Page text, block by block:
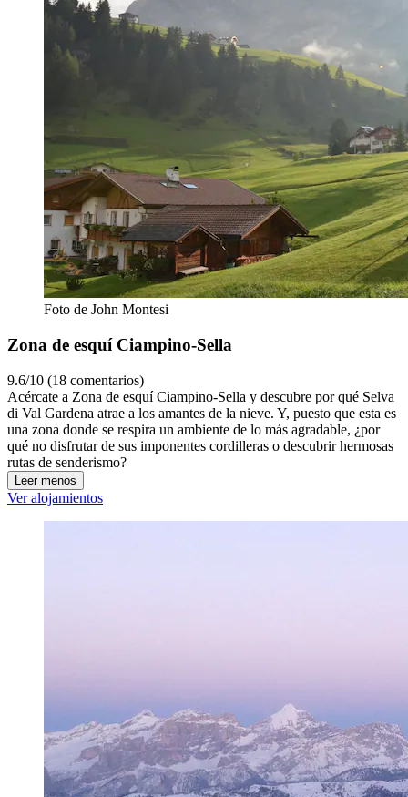
Foto de John Montesi
Zona de esquí Ciampino-Sella
9.6/10 (18 comentarios)
Acércate a Zona de esquí Ciampino-Sella y descubre por qué Selva
di Val Gardena atrae a los amantes de la nieve. Y, puesto que esta es
una zona donde se respira un ambiente de lo más agradable, ¿por
qué no disfrutar de sus imponentes cordilleras o descubrir hermosas
rutas de senderismo?
Leer menos
Ver alojamientos